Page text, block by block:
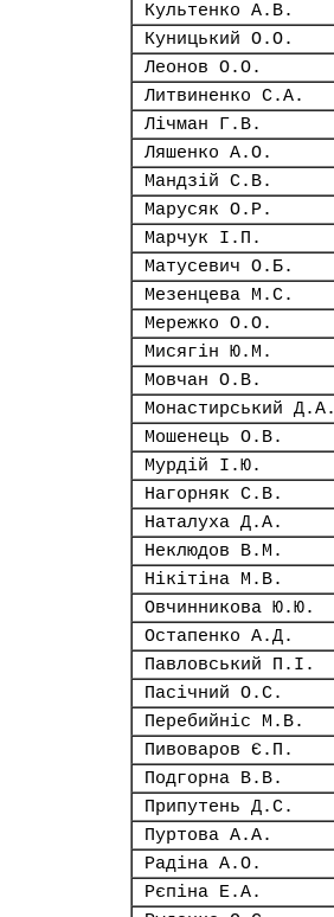
Культенко А.В.
Куницький О.О.
Леонов О.О.
Литвиненко С.А.
Лічман Г.В.
Ляшенко А.О.
Мандзій С.В.
Марусяк О.Р.
Марчук І.П.
Матусевич О.Б.
Мезенцева М.С.
Мережко О.О.
Мисягін Ю.М.
Мовчан О.В.
Монастирський Д.А.
Мошенець О.В.
Мурдій І.Ю.
Нагорняк С.В.
Наталуха Д.А.
Неклюдов В.М.
Нікітіна М.В.
Овчинникова Ю.Ю.
Остапенко А.Д.
Павловський П.І.
Пасічний О.С.
Перебийніс М.В.
Пивоваров Є.П.
Подгорна В.В.
Припутень Д.С.
Пуртова А.А.
Радіна А.О.
Рєпіна Е.А.